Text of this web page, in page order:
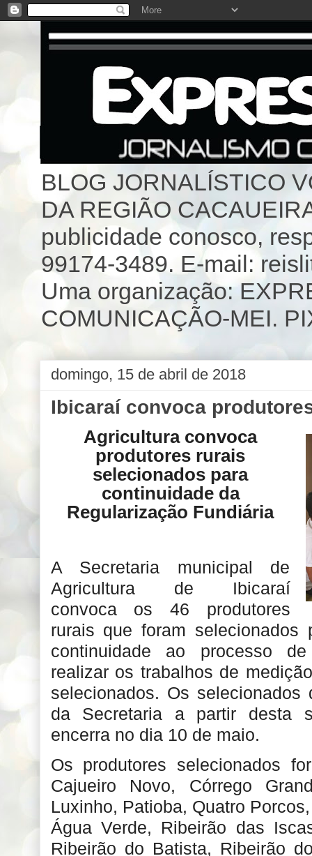
BLOG JORNALÍSTICO
DA REGIÃO
publicidade conosco,
99174-3489. E-mail:
Uma organização:
COMUNICAÇÃO-MEI.
domingo, 15 de abril de 2018
Ibicaraí convoca
Agricultura convoca
produtores rurais
selecionados para
continuidade da
Regularização Fundiária
A Secretaria municipal de
Agricultura de Ibicaraí
convoca os 46 produtores
rurais que foram selecionados
continuidade ao processo
realizar os trabalhos de
selecionados. Os
da Secretaria a partir desta
encerra no dia 10 de maio.
Os produtores selecionados
Cajueiro Novo, Córrego
Luxinho, Patioba, Quatro
Água Verde, Ribeirão das
Ribeirão do Batista, Ribeirão